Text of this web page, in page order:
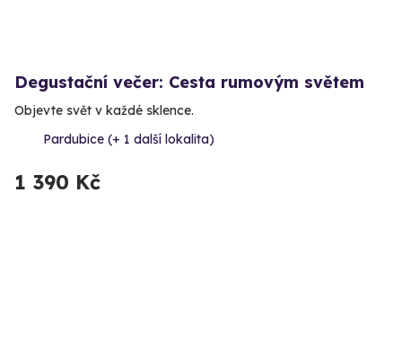
Degustační večer: Cesta rumovým světem
Objevte svět v každé sklence.
Pardubice (+ 1 další lokalita)
1 390 Kč